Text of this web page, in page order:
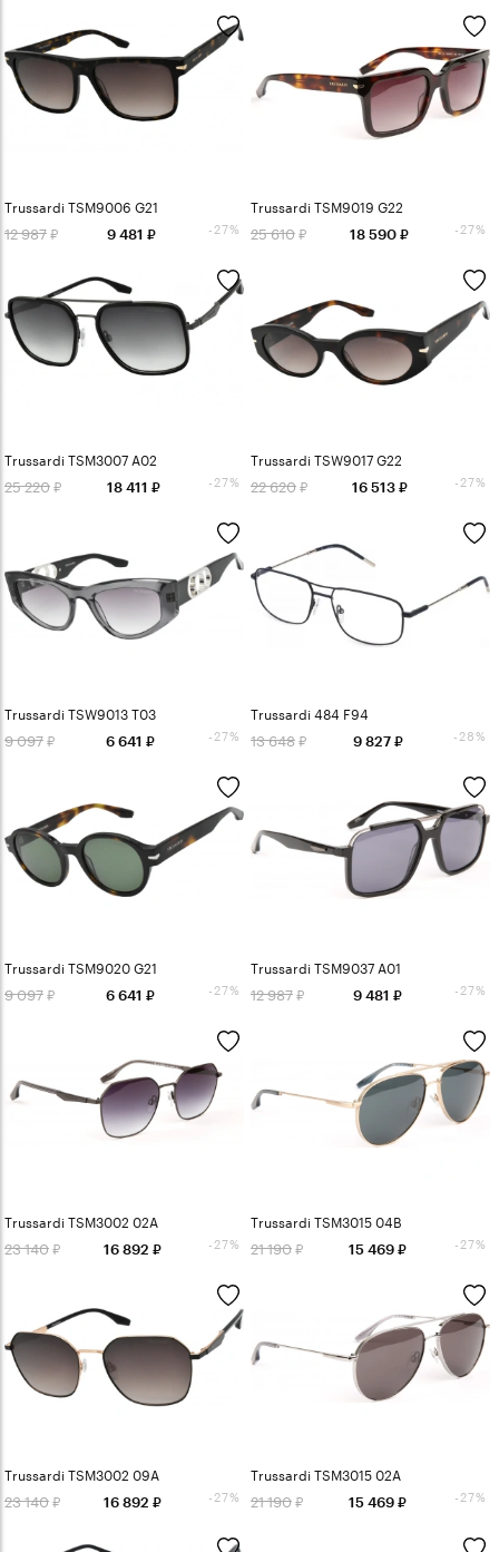
Trussardi TSM9006 G21
12 987 9 481 -27%
Trussardi TSM9019 G22
25 610 18 590 -27%
Trussardi TSM3007 A02
25 220 18 411 -27%
Trussardi TSW9017 G22
22 620 16 513 -27%
Trussardi TSW9013 T03
9 097 6 641 -27%
Trussardi 484 F94
13 648 9 827 -28%
Trussardi TSM9020 G21
9 097 6 641 -27%
Trussardi TSM9037 A01
12 987 9 481 -27%
Trussardi TSM3002 02A
23 140 16 892 -27%
Trussardi TSM3015 04B
21 190 15 469 -27%
Trussardi TSM3002 09A
23 140 16 892 -27%
Trussardi TSM3015 02A
21 190 15 469 -27%